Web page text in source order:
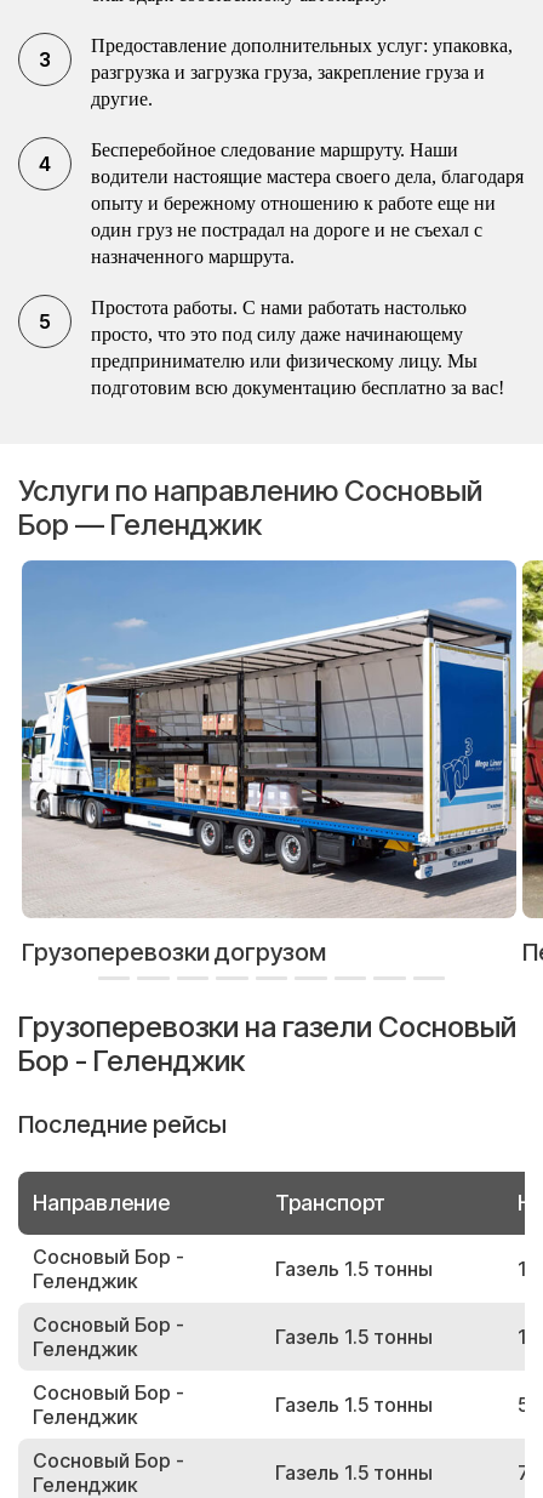
Предоставление дополнительных услуг: упаковка,
разгрузка и загрузка груза, закрепление груза и
другие.
Бесперебойное следование маршруту. Наши
водители настоящие мастера своего дела, благодаря
опыту и бережному отношению к работе еще ни
один груз не пострадал на дороге и не съехал с
назначенного маршрута.
Простота работы. С нами работать настолько
просто, что это под силу даже начинающему
предпринимателю или физическому лицу. Мы
подготовим всю документацию бесплатно за вас!
Услуги по направлению Сосновый
Бор — Геленджик
Грузоперевозки догрузом
Грузоперевозки на газели Сосновый
Бор - Геленджик
Последние рейсы
Направление Транспорт
Сосновый Бор -
Геленджик
Газель 1.5 тонны
Сосновый Бор -
Геленджик
Газель 1.5 тонны
Сосновый Бор -
Геленджик
Газель 1.5 тонны
Сосновый Бор -
Геленджик
Газель 1.5 тонны